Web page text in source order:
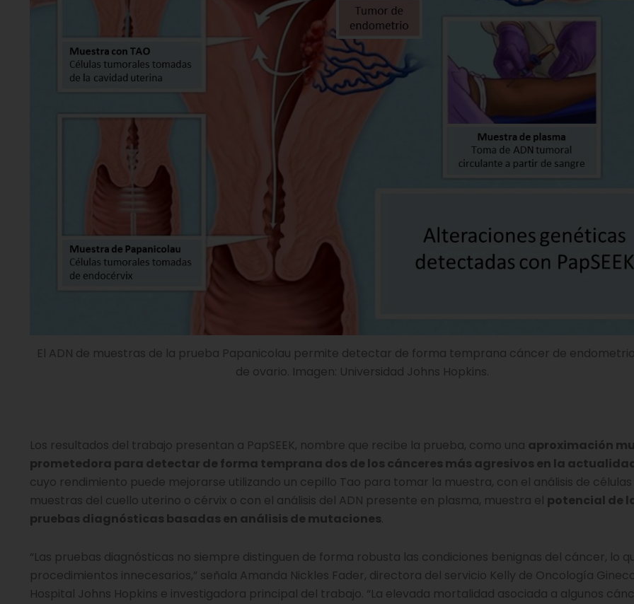
El ADN de muestras de la prueba Papanicolau permite detectar de forma temprana cáncer de
de ovario. Imagen: Universidad Johns Hopkins.
Los resultados del trabajo presentan a PapSEEK, nombre que recibe la prueba, como una aproximación
prometedora para detectar de forma temprana dos de los cánceres más agresivos en la
cuyo rendimiento puede mejorarse utilizando un cepillo Tao para tomar la muestra, con el análisis de células
muestras del cuello uterino o cérvix o con el análisis del ADN presente en plasma, muestra el potencial de
pruebas diagnósticas basadas en análisis de mutaciones.
“Las pruebas diagnósticas no siempre distinguen de forma robusta las condiciones benignas del cáncer, lo
procedimientos innecesarios,” señala Amanda Nickles Fader, directora del servicio Kelly de Oncología
Hospital Johns Hopkins e investigadora principal del trabajo. “La elevada mortalidad asociada a algunos